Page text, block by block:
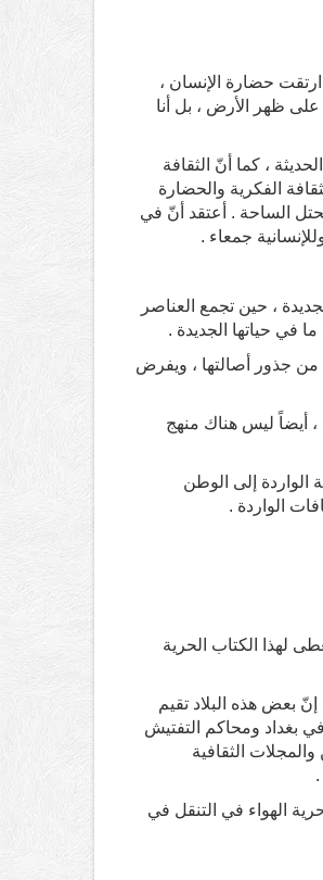
حضارة الإنسان ،
عمر الإنسان الطويل على ظهر الأرض ، بل أنا
، كما أنّ الثقافة
الفكرية والحضارة
الساحة . أعتقد أنّ في
جمعاء .
، حين تجمع العناصر
في حياتها الجديدة .
من جذور أصالتها ، ويفرض
، أيضاً ليس هناك منهج
الواردة إلى الوطن
الواردة .
لهذا الكتاب الحرية
بعض هذه البلاد تقيم
بغداد ومحاكم التفتيش
الثقافية
الهواء في التنقل في